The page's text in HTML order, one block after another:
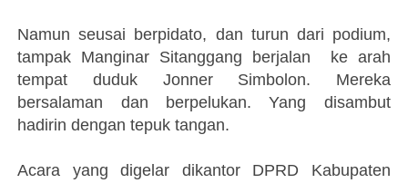
Namun seusai berpidato, dan turun dari podium,
tampak Manginar Sitanggang berjalan ke arah
tempat duduk Jonner Simbolon. Mereka
bersalaman dan berpelukan. Yang disambut
hadirin dengan tepuk tangan.
Acara yang digelar dikantor DPRD Kabupaten